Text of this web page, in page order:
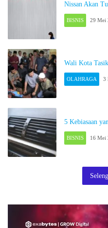
Nissan Akan
BISNIS 29 Mei
Wali Kota
OLAHRAGA 3
5 Kebiasaan
BISNIS 16 Mei